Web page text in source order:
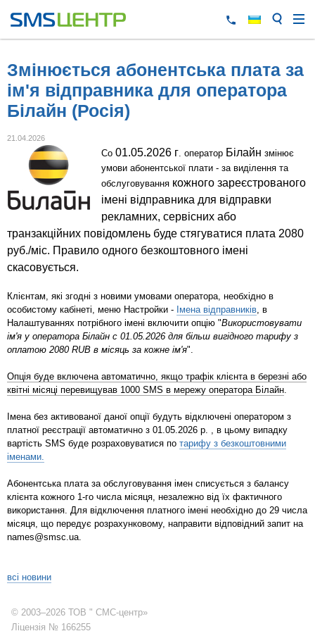
Змінюється абонентська плата за
ім'я відправника для оператора
Білайн (Росія)
21.04.2026
Со 01.05.2026 г. оператор Білайн змінює
умови абонентської плати - за виділення та
обслуговування кожного зареєстрованого
імені відправника для відправки
рекламних, сервісних або
транзакційних повідомлень буде стягуватися плата 2080
руб./міс. Правило одного безкоштовного імені
скасовується.
Клієнтам, які згодні з новими умовами оператора, необхідно в
особистому кабінеті, меню Настройки - Імена відправників, в
Налаштуваннях потрібного імені включити опцію "Використовувати
ім'я у оператора Білайн c 01.05.2026 для більш вигідного тарифу з
оплатою 2080 RUB в місяць за кожне ім'я".
Опція буде включена автоматично, якщо трафік клієнта в березні або
квітні місяці перевищував 1000 SMS в мережу оператора Білайн.
Імена без активованої даної опції будуть відключені оператором з
платної реєстрації автоматично з 01.05.2026 р. , в цьому випадку
вартість SMS буде розраховуватися по тарифу з безкоштовними
іменами.
Абонентська плата за обслуговування імен списується з балансу
клієнта кожного 1-го числа місяця, незалежно від їх фактичного
використання. Для відключення платного імені необхідно до 29 числа
місяця, що передує розрахунковому, направити відповідний запит на
names@smsc.ua.
всі новини
© 2003–2026 ТОВ " СМС-центр»
Ліцензія № 166255